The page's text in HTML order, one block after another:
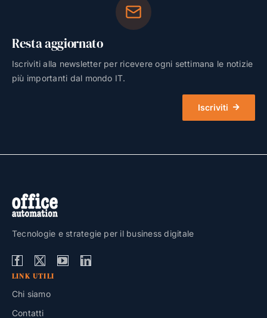
Resta aggiornato
Iscriviti alla newsletter per ricevere ogni settimana le notizie
più importanti dal mondo IT.
Iscriviti
Tecnologie e strategie per il business digitale
LINK UTILI
Chi siamo
Contatti